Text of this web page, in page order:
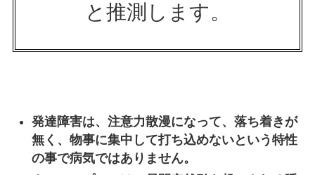
と推測します。
発達障害は、注意力散漫になって、落ち着きが
無く、物事に集中して打ち込めないという特性
の事で病気ではありません。